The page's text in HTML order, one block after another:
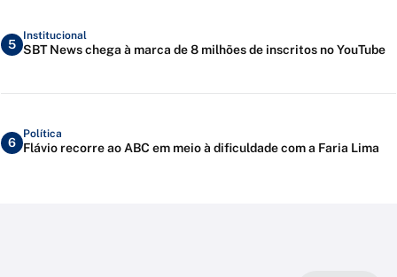
5
Institucional
SBT News chega à marca de 8 milhões de inscritos no YouTube
6
Política
Flávio recorre ao ABC em meio à dificuldade com a Faria Lima